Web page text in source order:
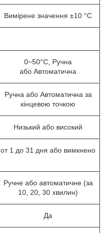
Вимірене значення ±10 °C
0~50°C, Ручна
або Автоматична
Ручна або Автоматична за
кінцевою точкою
Низький або високий
от 1 до 31 дня або вимкнено
Ручне або автоматичне (за
10, 20, 30 хвилин)
Да